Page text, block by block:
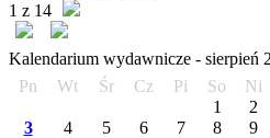
1 z 14
Kalendarium wydawnicze - sierpień
Pn
Wt Śr Cz Pi So
Ni
1
2
3
4 5 6 7 8
9